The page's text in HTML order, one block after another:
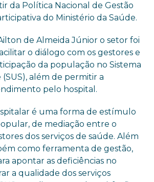
da Política Nacional de Gestão
do Ministério da Saúde.
de Almeida Júnior o setor foi
o diálogo com os gestores e
da população no Sistema
além de permitir a
pelo hospital.
é uma forma de estímulo
de mediação entre o
dos serviços de saúde. Além
como ferramenta de gestão,
apontar as deficiências no
a qualidade dos serviços